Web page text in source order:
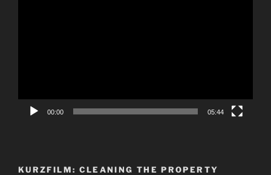
00:00 05:44
KURZFILM: CLEANING THE PROPERTY